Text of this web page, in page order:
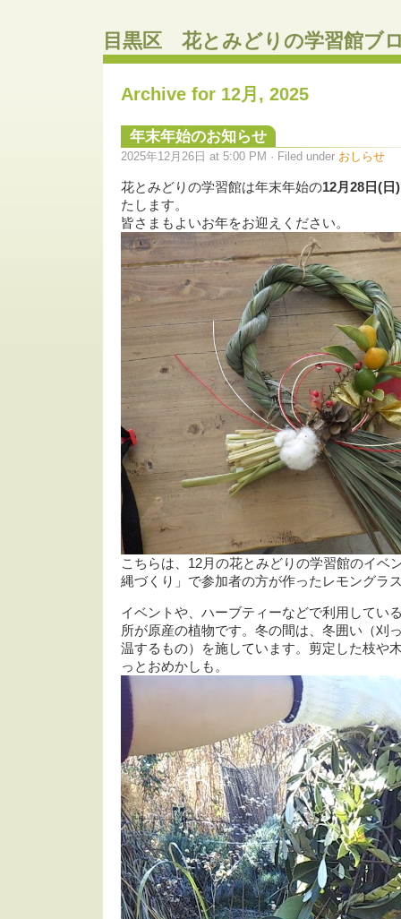
目黒区 花とみどりの学習館ブ
Archive for 12月, 2025
年末年始のお知らせ
2025年12月26日 at 5:00 PM · Filed under おしらせ
花とみどりの学習館は年末年始の12月28日(日
たします。
皆さまもよいお年をお迎えください。
こちらは、12月の花とみどりの学習館のイベ
縄づくり」で参加者の方が作ったレモングラ
イベントや、ハーブティーなどで利用してい
所が原産の植物です。冬の間は、冬囲い（刈
温するもの）を施しています。剪定した枝や
っとおめかしも。